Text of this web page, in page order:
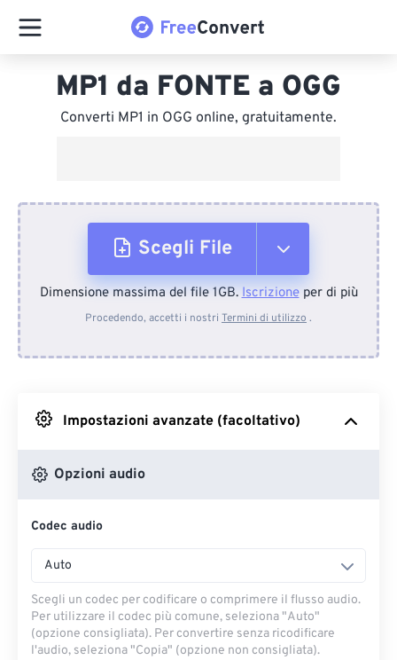
MP1 da FONTE a OGG
Converti MP1 in OGG online, gratuitamente.
Scegli File
Dal dispositivo
Da Google Drive
Dimensione massima del file 1GB.Iscrizioneper di più
Procedendo, accetti i nostri Termini di utilizzo .
Impostazioni avanzate (facoltativo)
Opzioni audio
Codec audio
Auto
Scegli un codec per codificare o comprimere il flusso audio.
Per utilizzare il codec più comune, seleziona "Auto"
(opzione consigliata). Per convertire senza ricodificare
l'audio, seleziona "Copia" (opzione non consigliata).